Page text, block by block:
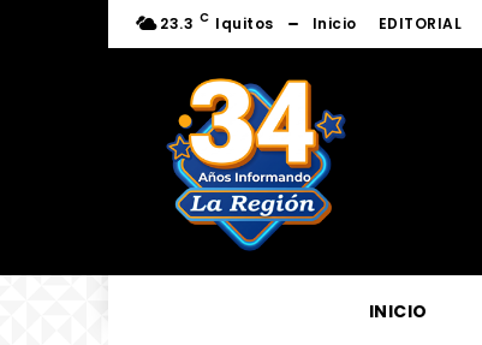
23.3 C Iquitos Inicio EDITORIAL
INICIO